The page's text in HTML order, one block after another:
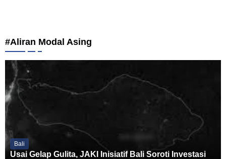
#Aliran Modal Asing
Bali
Usai Gelap Gulita, JAKI Inisiatif Bali Soroti Investasi